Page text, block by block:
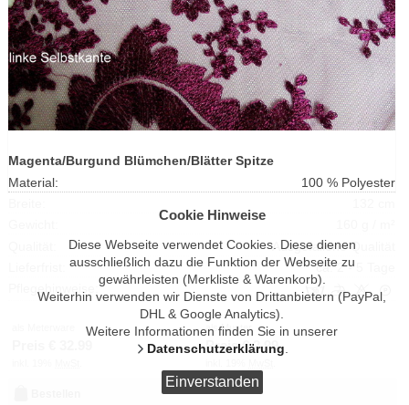
Magenta/Burgund Blümchen/Blätter Spitze
Material:
100 % Polyester
Ausgefallene Qualität
ca. 2 - 5 Tage
Pflegehinweise:
als Muster
Preis €2.99
Cookie Hinweise
Diese Webseite verwendet Cookies. Diese dienen
ausschließlich dazu die Funktion der Webseite zu
gewährleisten (Merkliste & Warenkorb).
Weiterhin verwenden wir Dienste von Drittanbietern (PayPal,
DHL & Google Analytics).
Weitere Informationen finden Sie in unserer
Datenschutzerklärung.
Einverstanden